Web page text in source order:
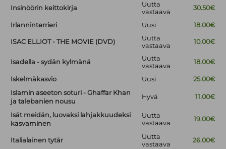
Insinöörin keittokirja
Uutta
vastaava
30.50€
Irlanninterrieri Uusi 18.00€
ISAC ELLIOT - THE MOVIE (DVD)
Uutta
vastaava
10.00€
Isadella - sydän kylmänä
Uutta
vastaava
18.00€
Iskelmäkasvio Uusi
25.00€
Islamin aseeton soturi - Ghaffar Khan
ja talebanien nousu
Hyvä 11.00€
Isät meidän, luovaksi lahjakkuudeksi
kasvaminen
Uutta
vastaava
19.00€
Italialainen tytär
Uutta
vastaava
26.00€